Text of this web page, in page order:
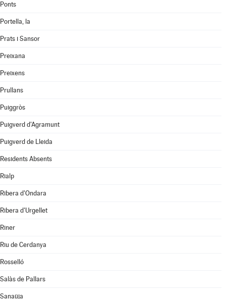
Ponts
Portella, la
Prats i Sansor
Preixana
Preixens
Prullans
Puiggròs
Puigverd d'Agramunt
Puigverd de Lleida
Residents Absents
Rialp
Ribera d'Ondara
Ribera d'Urgellet
Riner
Riu de Cerdanya
Rosselló
Salàs de Pallars
Sanaüja